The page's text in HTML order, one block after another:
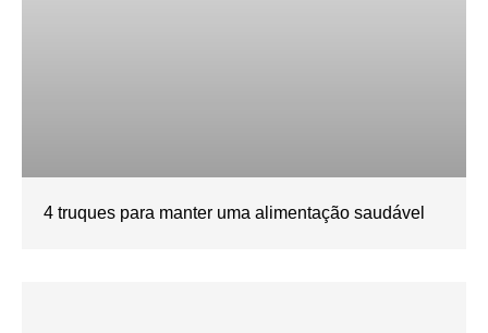
4 truques para manter uma alimentação saudável